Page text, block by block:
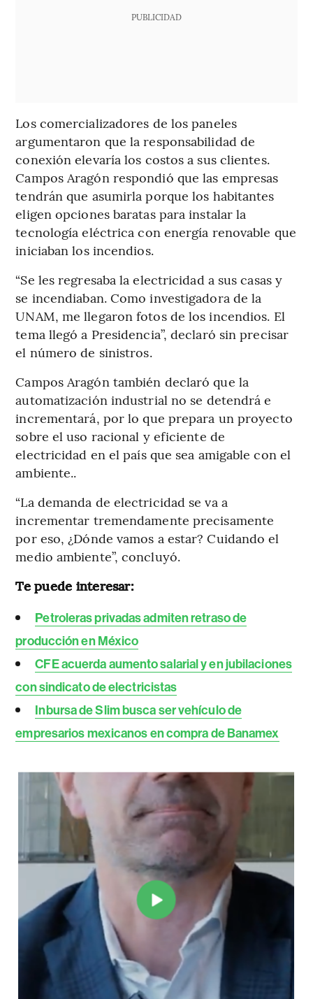
PUBLICIDAD
Los comercializadores de los paneles
argumentaron que la responsabilidad de
conexión elevaría los costos a sus clientes.
Campos Aragón respondió que las empresas
tendrán que asumirla porque los habitantes
eligen opciones baratas para instalar la
tecnología eléctrica con energía renovable que
iniciaban los incendios.
“Se les regresaba la electricidad a sus casas y
se incendiaban. Como investigadora de la
UNAM, me llegaron fotos de los incendios. El
tema llegó a Presidencia”, declaró sin precisar
el número de sinistros.
Campos Aragón también declaró que la
automatización industrial no se detendrá e
incrementará, por lo que prepara un proyecto
sobre el uso racional y eficiente de
electricidad en el país que sea amigable con el
ambiente..
“La demanda de electricidad se va a
incrementar tremendamente precisamente
por eso, ¿Dónde vamos a estar? Cuidando el
medio ambiente”, concluyó.
Te puede interesar:
Petroleras privadas admiten retraso de
producción en México
CFE acuerda aumento salarial y en jubilaciones
con sindicato de electricistas
Inbursa de Slim busca ser vehículo de
empresarios mexicanos en compra de Banamex